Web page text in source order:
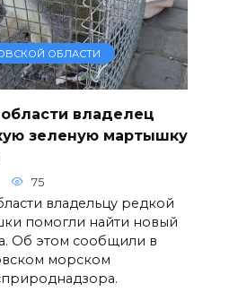
ОБЛАСТИ
владелец
зеленую мартышку
75
владельцу редкой
помогли найти новый
Об этом сообщили в
морском